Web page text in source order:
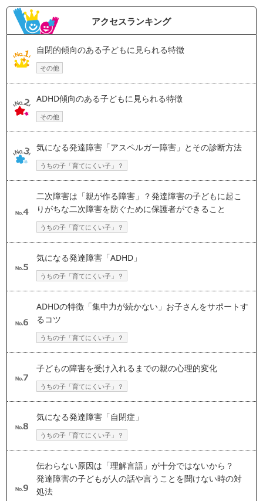
アクセスランキング
自閉的傾向のある子どもに見られる特徴
その他
ADHD傾向のある子どもに見られる特徴
その他
気になる発達障害「アスペルガー障害」とその診断方法
うちの子「育てにくい子」？
二次障害は「親が作る障害」？発達障害の子どもに起こ
りがちな二次障害を防ぐために保護者ができること
うちの子「育てにくい子」？
気になる発達障害「ADHD」
うちの子「育てにくい子」？
ADHDの特徴「集中力が続かない」お子さんをサポートす
るコツ
うちの子「育てにくい子」？
子どもの障害を受け入れるまでの親の心理的変化
うちの子「育てにくい子」？
気になる発達障害「自閉症」
うちの子「育てにくい子」？
伝わらない原因は「理解言語」が十分ではないから？
発達障害の子どもが人の話や言うことを聞けない時の対
処法